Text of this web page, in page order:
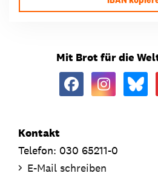
Mit Brot für die
Kontakt
Telefon: 030 65211-0
E-Mail schreiben